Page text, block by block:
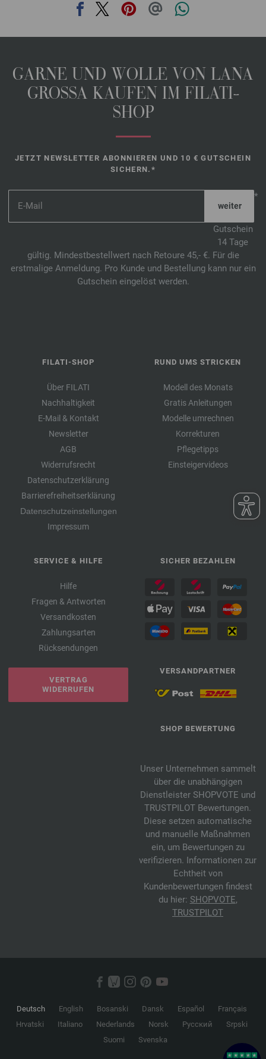
GARNE UND WOLLE VON LANA
GROSSA KAUFEN IM FILATI-
SHOP
JETZT NEWSLETTER ABONNIEREN UND 10 € GUTSCHEIN
SICHERN.*
*
Gutschein
14 Tage
gültig. Mindestbestellwert nach Retoure 45,- €. Für die
erstmalige Anmeldung. Pro Kunde und Bestellung kann nur ein
Gutschein eingelöst werden.
FILATI-SHOP
Über FILATI
Nachhaltigkeit
E-Mail & Kontakt
Newsletter
AGB
Widerrufsrecht
Datenschutzerklärung
Barrierefreiheitserklärung
Datenschutzeinstellungen
Impressum
RUND UMS STRICKEN
Modell des Monats
Gratis Anleitungen
Modelle umrechnen
Korrekturen
Pflegetipps
Einsteigervideos
SERVICE & HILFE
Hilfe
Fragen & Antworten
Versandkosten
Zahlungsarten
Rücksendungen
VERTRAG
WIDERRUFEN
SICHER BEZAHLEN
VERSANDPARTNER
SHOP BEWERTUNG
Unser Unternehmen sammelt
über die unabhängigen
Dienstleister SHOPVOTE und
TRUSTPILOT Bewertungen.
Diese setzen automatische
und manuelle Maßnahmen
ein, um Bewertungen zu
verifizieren. Informationen zur
Echtheit von
Kundenbewertungen findest
du hier: SHOPVOTE,
TRUSTPILOT
Deutsch English Bosanski Dansk Español
Français
Hrvatski
Italiano Nederlands Norsk Русский
Srpski
Suomi
Svenska